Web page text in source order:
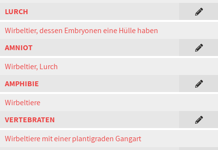
LURCH
Wirbeltier, dessen Embryonen eine Hülle haben
AMNIOT
Wirbeltier, Lurch
AMPHIBIE
Wirbeltiere
VERTEBRATEN
Wirbeltiere mit einer plantigraden Gangart